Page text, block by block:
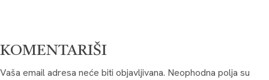
KOMENTARIŠI
Vaša email adresa neće biti objavljivana. Neophodna polja su